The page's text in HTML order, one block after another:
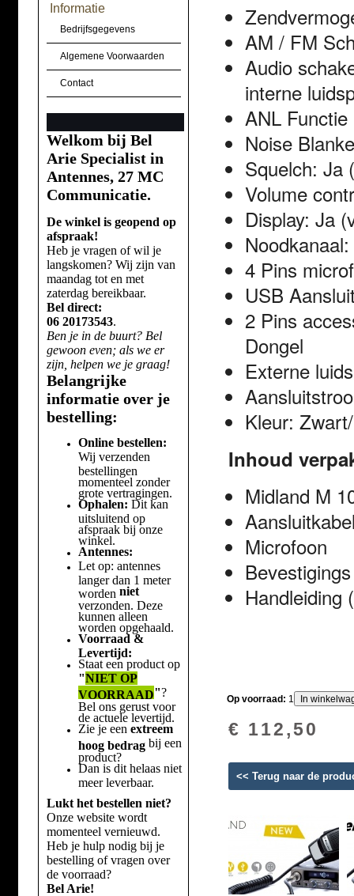
Informatie
Bedrijfsgegevens
Algemene Voorwaarden
Contact
Welkom bij Bel
Arie Specialist in
Antennes, 27 MC
Communicatie.
De winkel is geopend op
afspraak!
Heb je vragen of wil je
langskomen? Wij zijn van
maandag tot en met
zaterdag bereikbaar.
Bel direct:
06 20173543.
Ben je in de buurt? Bel
gewoon even; als we er
zijn, helpen we je graag!
Belangrijke
informatie over je
bestelling:
Online bestellen:
Wij verzenden
bestellingen
momenteel zonder
grote vertragingen.
Ophalen: Dit kan
uitsluitend op
afspraak bij onze
winkel.
Antennes:
Let op: antennes
langer dan 1 meter
worden niet
verzonden. Deze
kunnen alleen
worden opgehaald.
Voorraad &
Levertijd:
Staat een product op
"NIET OP
VOORRAAD"?
Bel ons gerust voor
de actuele levertijd.
Zie je een extreem
hoog bedragbij een
product?
Dan is dit helaas niet
meer leverbaar.
Lukt het bestellen niet?
Onze website wordt
momenteel vernieuwd.
Heb je hulp nodig bij je
bestelling of vragen over
de voorraad?
Bel Arie!
AM / FM
Audio
interne
ANL Functie
Noise
Squelch: Ja
Volume
Display: Ja
4 Pins
USB
2 Pins
Dongel
Externe
Kleur:
Inhoud
Midland M
Microfoon
Handleiding
Op voorraad: 1
€ 112,50
<< Terug naar de